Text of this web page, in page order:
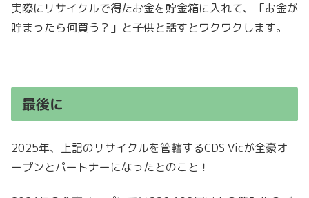
実際にリサイクルで得たお金を貯金箱に入れて、「お金が
貯まったら何買う？」と子供と話すとワクワクします。
最後に
2025年、上記のリサイクルを管轄するCDS Vicが全豪オ
ープンとパートナーになったとのこと！